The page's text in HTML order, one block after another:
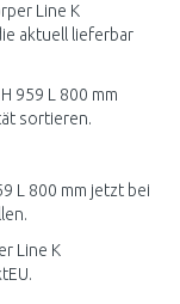
Line K
aktuell lieferbar
959 L 800 mm
sortieren.
L 800 mm jetzt bei
Line K